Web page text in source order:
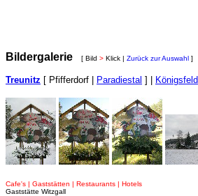
Bildergalerie [ Bild > Klick | Zurück zur Auswahl ]
Treunitz [ Pfifferdorf | Paradiestal ] | Königsfeld
Cafe's | Gaststätten | Restaurants | Hotels
Gaststätte Witzgall